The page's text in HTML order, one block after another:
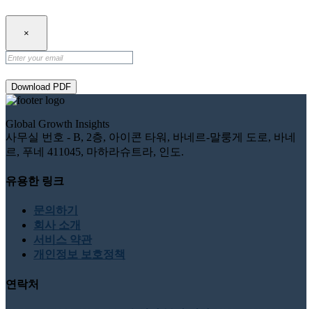
×
Download PDF
Global Growth Insights
사무실 번호 - B, 2층, 아이콘 타워, 바네르-말룽게 도로, 바네
르, 푸네 411045, 마하라슈트라, 인도.
유용한 링크
문의하기
회사 소개
서비스 약관
개인정보 보호정책
연락처